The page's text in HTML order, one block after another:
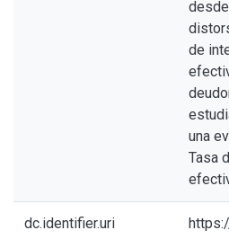
de
una
Tasa
dc.identifier.uri